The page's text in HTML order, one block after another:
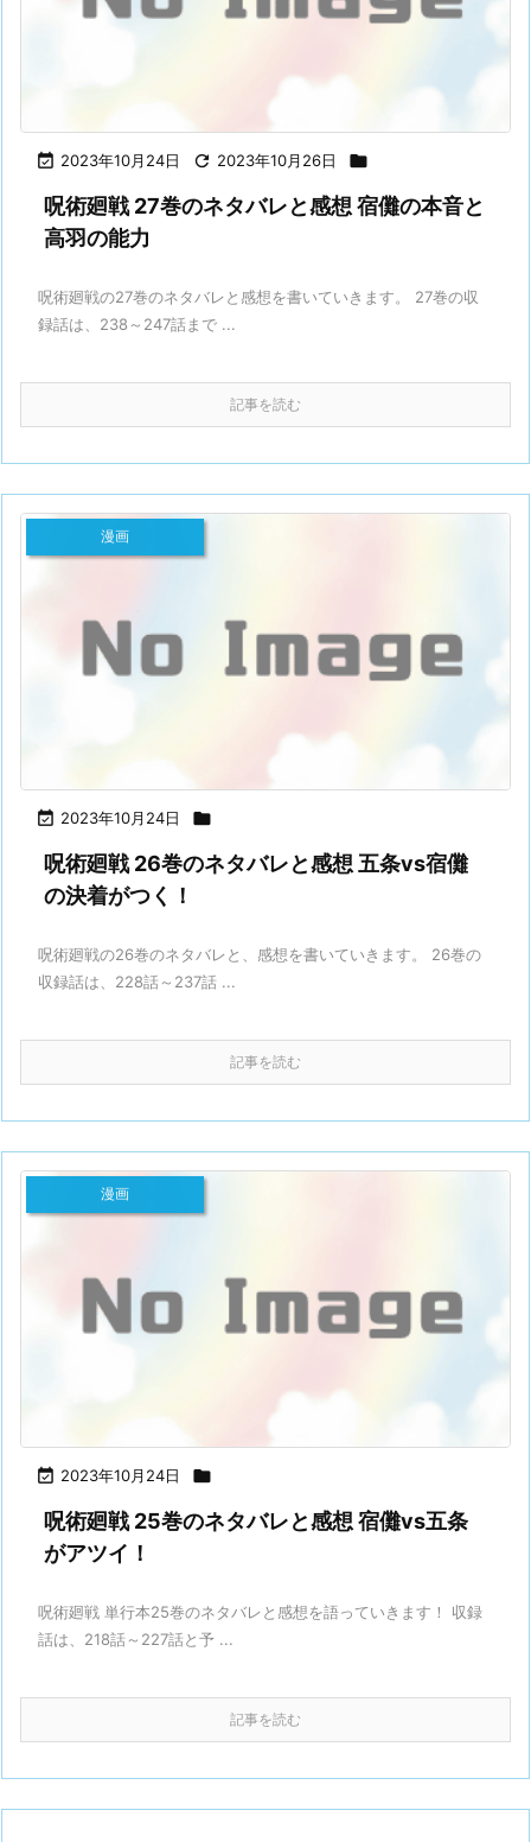
 2023年10月24日  2023年10月26日 
呪術廻戦 27巻のネタバレと感想 宿儺の本音と
高羽の能力
呪術廻戦の27巻のネタバレと感想を書いていきます。 27巻の収
録話は、238～247話まで ...
記事を読む
 2023年10月24日 
漫画
呪術廻戦 26巻のネタバレと感想 五条vs宿儺
の決着がつく！
呪術廻戦の26巻のネタバレと、感想を書いていきます。 26巻の
収録話は、228話～237話 ...
記事を読む
 2023年10月24日 
漫画
呪術廻戦 25巻のネタバレと感想 宿儺vs五条
がアツイ！
呪術廻戦 単行本25巻のネタバレと感想を語っていきます！ 収録
話は、218話～227話と予 ...
記事を読む